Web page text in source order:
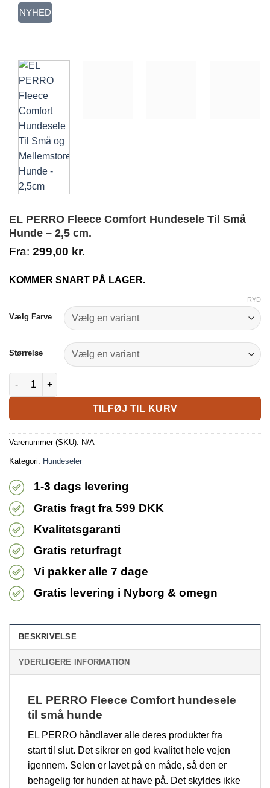
NYHED
EL PERRO Fleece Comfort Hundesele Til Små
Hunde – 2,5 cm.
Fra: 299,00 kr.
KOMMER SNART PÅ LAGER.
Vælg Farve
Størrelse
RYD
EL PERRO Fleece Comfort Hundesele Til Små Hunde - 2,5 cm.
TILFØJ TIL KURV
Varenummer (SKU): N/A
Kategori: Hundeseler
1-3 dags levering
Gratis fragt fra 599 DKK
Kvalitetsgaranti
Gratis returfragt
Vi pakker alle 7 dage
Gratis levering i Nyborg & omegn
BESKRIVELSE
YDERLIGERE INFORMATION
EL PERRO Fleece Comfort hundesele
til små hunde
EL PERRO håndlaver alle deres produkter fra
start til slut. Det sikrer en god kvalitet hele vejen
igennem. Selen er lavet på en måde, så den er
behagelig for hunden at have på. Det skyldes ikke